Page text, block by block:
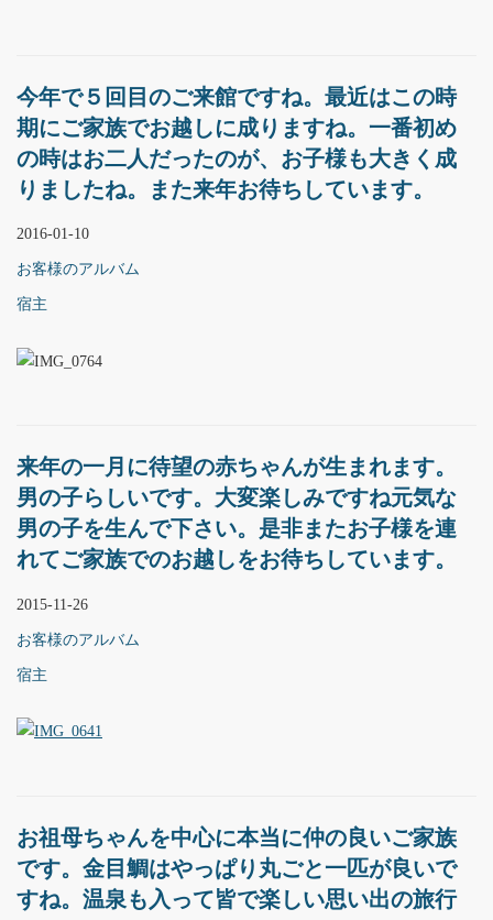
今年で５回目のご来館ですね。最近はこの時
期にご家族でお越しに成りますね。一番初め
の時はお二人だったのが、お子様も大きく成
りましたね。また来年お待ちしています。
2016-01-10
お客様のアルバム
宿主
来年の一月に待望の赤ちゃんが生まれます。
男の子らしいです。大変楽しみですね元気な
男の子を生んで下さい。是非またお子様を連
れてご家族でのお越しをお待ちしています。
2015-11-26
お客様のアルバム
宿主
お祖母ちゃんを中心に本当に仲の良いご家族
です。金目鯛はやっぱり丸ごと一匹が良いで
すね。温泉も入って皆で楽しい思い出の旅行